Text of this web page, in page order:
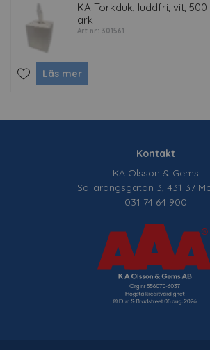
KA Torkduk, luddfri, vit, 500
ark
Art nr: 301561
Läs mer
Kontakt
KA Olsson & Gems
Sallarängsgatan 3, 431 37
031 74 64 900